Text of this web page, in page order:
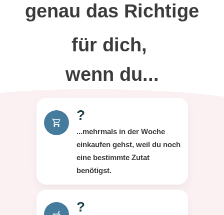
genau das Richtige
für dich,
wenn du...
?
...mehrmals in der Woche
einkaufen gehst, weil du noch
eine bestimmte Zutat
benötigst.
?